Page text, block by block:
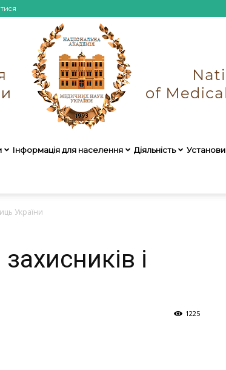
України
Інформація для населення Діяльність Установи
України
і
1225